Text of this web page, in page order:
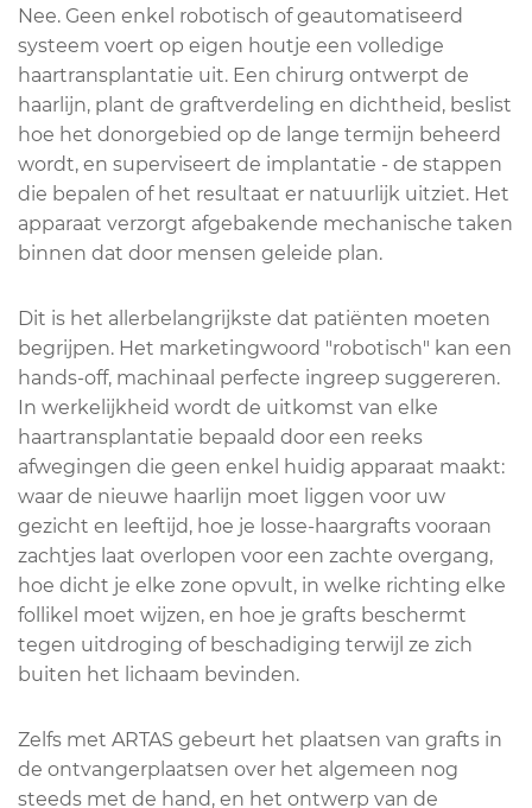
Nee. Geen enkel robotisch of geautomatiseerd
systeem voert op eigen houtje een volledige
haartransplantatie uit. Een chirurg ontwerpt de
haarlijn, plant de graftverdeling en dichtheid, beslist
hoe het donorgebied op de lange termijn beheerd
wordt, en superviseert de implantatie - de stappen
die bepalen of het resultaat er natuurlijk uitziet. Het
apparaat verzorgt afgebakende mechanische taken
binnen dat door mensen geleide plan.
Dit is het allerbelangrijkste dat patiënten moeten
begrijpen. Het marketingwoord "robotisch" kan een
hands-off, machinaal perfecte ingreep suggereren.
In werkelijkheid wordt de uitkomst van elke
haartransplantatie bepaald door een reeks
afwegingen die geen enkel huidig apparaat maakt:
waar de nieuwe haarlijn moet liggen voor uw
gezicht en leeftijd, hoe je losse-haargrafts vooraan
zachtjes laat overlopen voor een zachte overgang,
hoe dicht je elke zone opvult, in welke richting elke
follikel moet wijzen, en hoe je grafts beschermt
tegen uitdroging of beschadiging terwijl ze zich
buiten het lichaam bevinden.
Zelfs met ARTAS gebeurt het plaatsen van grafts in
de ontvangerplaatsen over het algemeen nog
steeds met de hand, en het ontwerp van de